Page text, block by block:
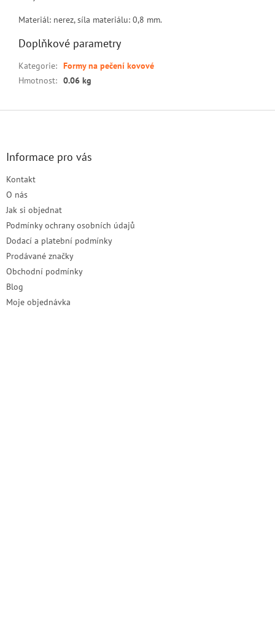
Materiál: nerez, síla materiálu: 0,8 mm.
Doplňkové parametry
Kategorie: Formy na pečení kovové
Hmotnost: 0.06 kg
Informace pro vás
Kontakt
O nás
Jak si objednat
Podmínky ochrany osobních údajů
Dodací a platební podmínky
Prodávané značky
Obchodní podmínky
Blog
Moje objednávka